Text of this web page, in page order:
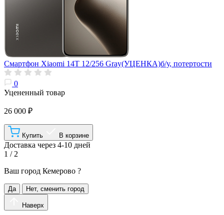
Смартфон Xiaomi 14T 12/256 Gray(УЦЕНКА)б/у, потертости
0
Уцененный товар
26 000 ₽
Купить В корзине
Доставка через 4-10 дней
1 / 2
Ваш город Кемерово ?
Да Нет, сменить город
Наверх